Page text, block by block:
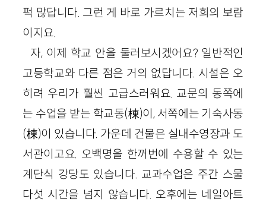
퍽 많답니다. 그런 게 바로 가르치는 저희의 보람
이지요.
자, 이제 학교 안을 둘러보시겠어요? 일반적인
고등학교와 다른 점은 거의 없답니다. 시설은 오
히려 우리가 훨씬 고급스러워요. 교문의 동쪽에
는 수업을 받는 학교동(棟)이, 서쪽에는 기숙사동
(棟)이 있습니다. 가운데 건물은 실내수영장과 도
서관이고요. 오백명을 한꺼번에 수용할 수 있는
계단식 강당도 있습니다. 교과수업은 주간 스물
다섯 시간을 넘지 않습니다. 오후에는 네일아트